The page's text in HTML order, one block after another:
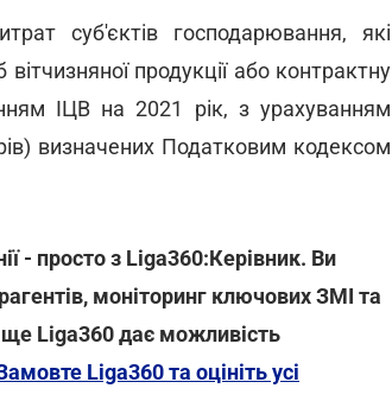
суб'єктів господарювання, які
продукції або контрактну
ІЦВ на 2021 рік, з урахуванням
визначених Податковим кодексом
- просто з Liga360:Керівник. Ви
моніторинг ключових ЗМІ та
Liga360 дає можливість
Liga360 та оцініть усі